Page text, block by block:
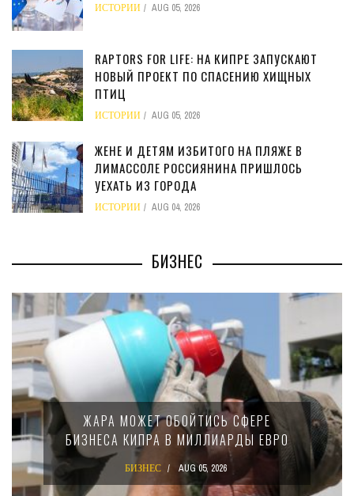
ИСТОРИИ AUG 05, 2026
RAPTORS FOR LIFE: НА КИПРЕ ЗАПУСКАЮТ
НОВЫЙ ПРОЕКТ ПО СПАСЕНИЮ ХИЩНЫХ
ПТИЦ
ИСТОРИИ AUG 05, 2026
ЖЕНЕ И ДЕТЯМ ИЗБИТОГО НА ПЛЯЖЕ В
ЛИМАССОЛЕ РОССИЯНИНА ПРИШЛОСЬ
УЕХАТЬ ИЗ ГОРОДА
ИСТОРИИ AUG 04, 2026
БИЗНЕС
МИНФИН КИПРА ПЕРЕПИСАЛ ЗАКОН О
15-ПРОЦЕНТНОМ НАЛОГЕ ДЛЯ
КРУПНЫХ МЕЖДУНАРОДНЫХ
КОМПАНИЙ
БИЗНЕС AUG 02, 2026